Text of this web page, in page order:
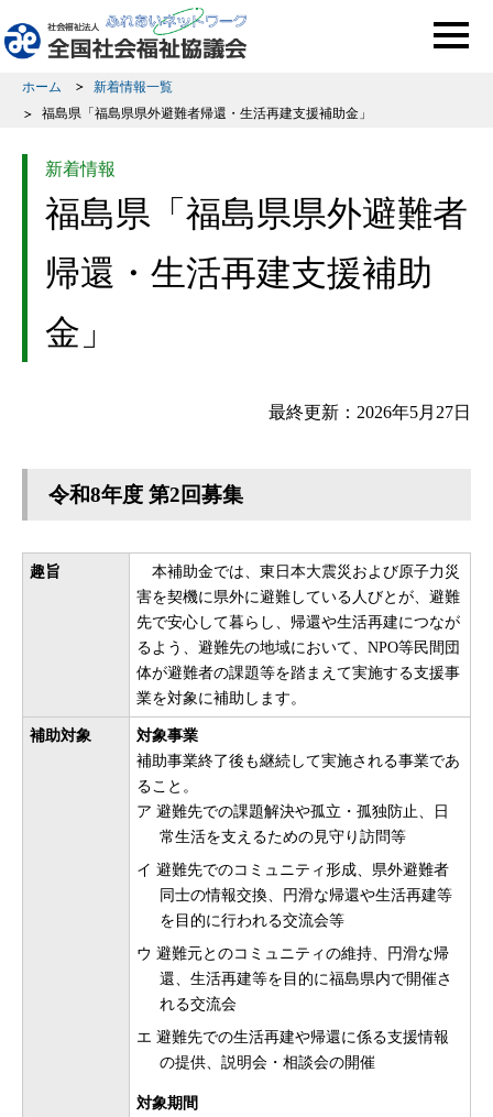
このページの本文へ移動
ホーム
新着情報一覧
福島県「福島県県外避難者帰還・生活再建支援補助金」
新着情報
福島県「福島県県外避難者
帰還・生活再建支援補助
金」
最終更新：2026年5月27日
令和8年度 第2回募集
趣旨
本補助金では、東日本大震災および原子力災
害を契機に県外に避難している人びとが、避難
先で安心して暮らし、帰還や生活再建につなが
るよう、避難先の地域において、NPO等民間団
体が避難者の課題等を踏まえて実施する支援事
業を対象に補助します。
補助対象
対象事業
補助事業終了後も継続して実施される事業であ
ること。
ア 避難先での課題解決や孤立・孤独防止、日
常生活を支えるための見守り訪問等
イ 避難先でのコミュニティ形成、県外避難者
同士の情報交換、円滑な帰還や生活再建等
を目的に行われる交流会等
ウ 避難元とのコミュニティの維持、円滑な帰
還、生活再建等を目的に福島県内で開催さ
れる交流会
エ 避難先での生活再建や帰還に係る支援情報
の提供、説明会・相談会の開催
対象期間